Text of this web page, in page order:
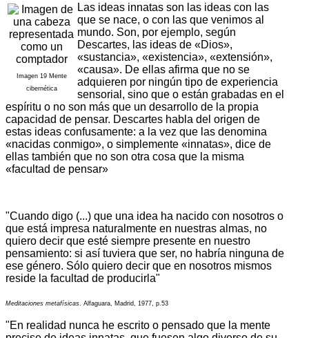
Imagen 19 Mente
cibernética
Las ideas innatas son las ideas con las
que se nace, o con las que venimos al
mundo. Son, por ejemplo, según
Descartes, las ideas de «Dios»,
«sustancia», «existencia», «extensión»,
«causa». De ellas afirma que no se
adquieren por ningún tipo de experiencia
sensorial, sino que o están grabadas en el
espíritu o no son más que un desarrollo de la propia
capacidad de pensar. Descartes habla del origen de
estas ideas confusamente: a la vez que las denomina
«nacidas conmigo», o simplemente «innatas», dice de
ellas también que no son otra cosa que la misma
«facultad de pensar»
"Cuando digo (...) que una idea ha nacido con nosotros o
que está impresa naturalmente en nuestras almas, no
quiero decir que esté siempre presente en nuestro
pensamiento: si así tuviera que ser, no habría ninguna de
ese género. Sólo quiero decir que en nosotros mismos
reside la facultad de producirla"
Meditaciones metafísicas . Alfaguara, Madrid, 1977, p.53
"En realidad nunca he escrito o pensado que la mente